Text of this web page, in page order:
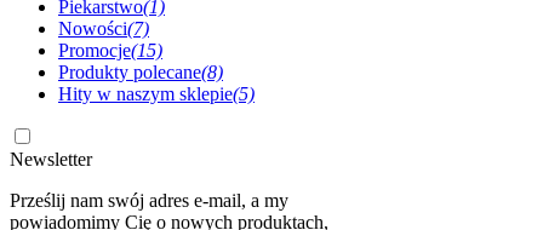
Piekarstwo(1)
Nowości(7)
Promocje(15)
Produkty polecane(8)
Hity w naszym sklepie(5)
Newsletter
Prześlij nam swój adres e-mail, a my
powiadomimy Cię o nowych produktach,